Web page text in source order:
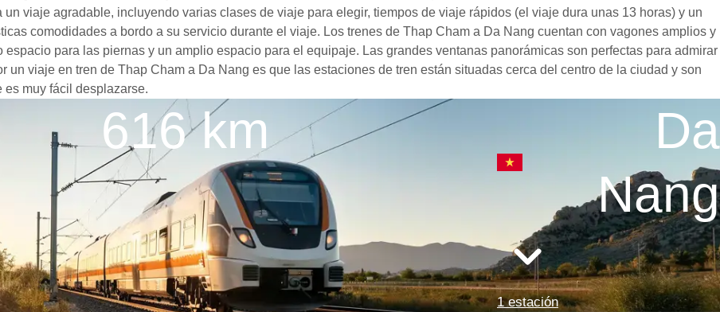
viaje agradable, incluyendo varias clases de viaje para elegir, tiempos de viaje rápidos (el viaje dura unas 13 horas) y un
comodidades a bordo a su servicio durante el viaje. Los trenes de Thap Cham a Da Nang cuentan con vagones amplios y
para las piernas y un amplio espacio para el equipaje. Las grandes ventanas panorámicas son perfectas para admirar
un viaje en tren de Thap Cham a Da Nang es que las estaciones de tren están situadas cerca del centro de la ciudad y son
muy fácil desplazarse.
616 km
Da
Nang
1 estación